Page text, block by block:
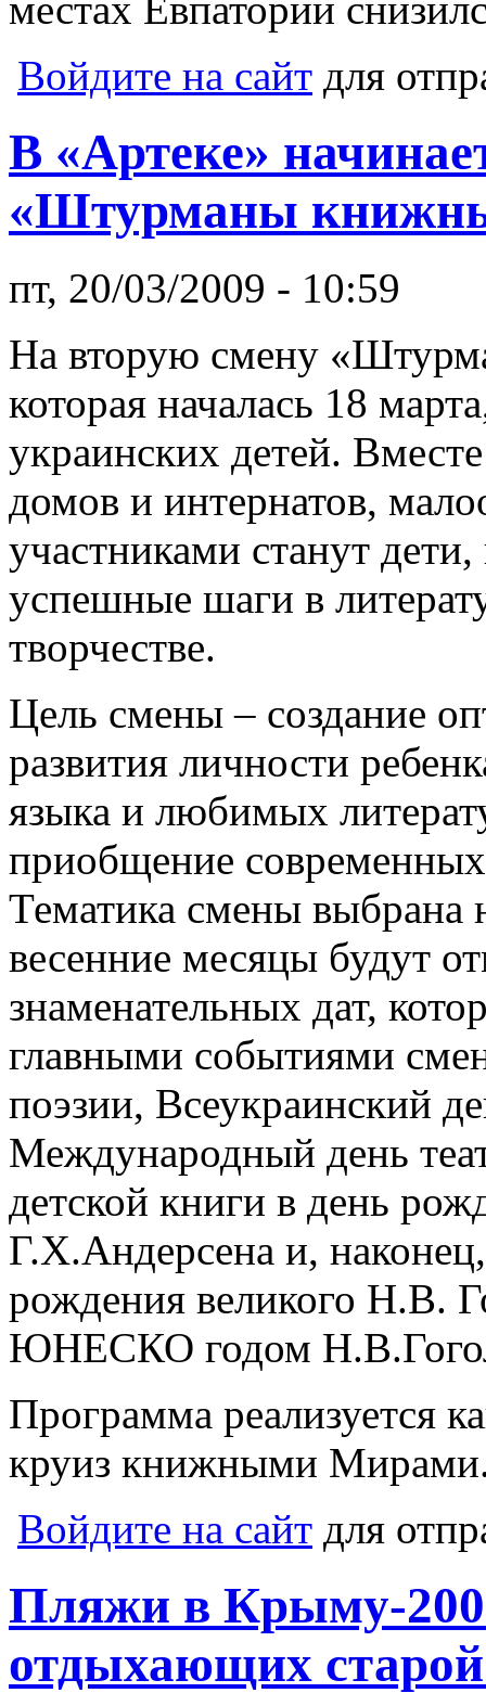
Войдите на сайт для
В «Артеке»
«Штурманы
пт, 20/03/2009 - 10:59
На вторую смену
которая началась 18
украинских детей.
домов и интернатов,
участниками станут
успешные шаги в
творчестве.
Цель смены – создание
развития личности
языка и любимых
приобщение
Тематика смены выбрана
весенние месяцы будут
знаменательных дат,
главными событиями
поэзии, Всеукраинский
Международный день
детской книги в день
Г.Х.Андерсена и,
рождения великого Н.В.
ЮНЕСКО годом
Программа реализуется
круиз книжными
Войдите на сайт для
Пляжи в Крыму-
отдыхающих